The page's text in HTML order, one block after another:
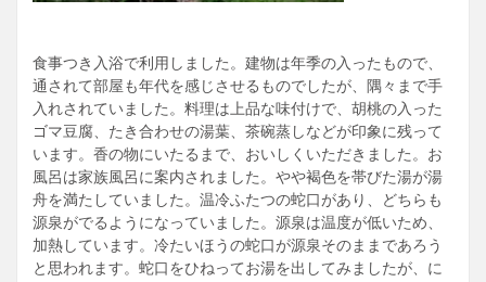
食事つき入浴で利用しました。建物は年季の入ったもので、
通されて部屋も年代を感じさせるものでしたが、隅々まで手
入れされていました。料理は上品な味付けで、胡桃の入った
ゴマ豆腐、たき合わせの湯葉、茶碗蒸しなどが印象に残って
います。香の物にいたるまで、おいしくいただきました。お
風呂は家族風呂に案内されました。やや褐色を帯びた湯が湯
舟を満たしていました。温冷ふたつの蛇口があり、どちらも
源泉がでるようになっていました。源泉は温度が低いため、
加熱しています。冷たいほうの蛇口が源泉そのままであろう
と思われます。蛇口をひねってお湯を出してみましたが、に